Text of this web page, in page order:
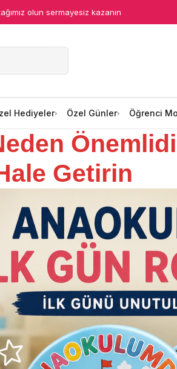
olun sermayesiz kazanın
Hediyeler Özel Günler Öğrenci
Getirin